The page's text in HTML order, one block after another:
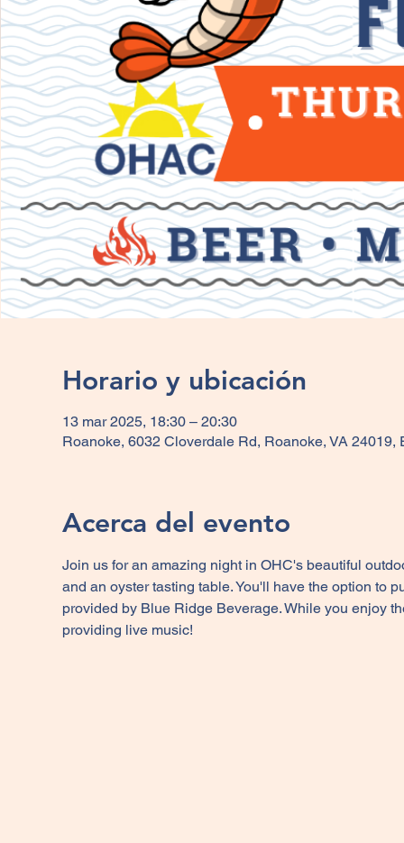
Horario y ubicación
13 mar 2025, 18:30 – 20:30
Roanoke, 6032 Cloverdale Rd, Roanoke, VA 24019,
Acerca del evento
Join us for an amazing night in OHC's beautiful
and an oyster tasting table. You'll have the option to
provided by Blue Ridge Beverage. While you enjoy
providing live music!